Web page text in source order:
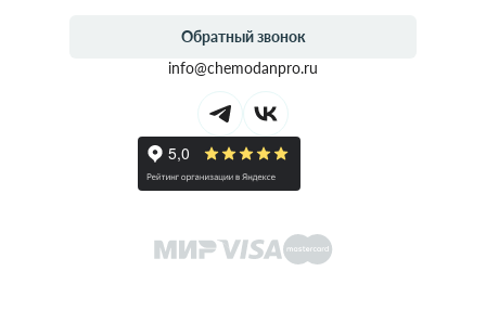
Обратный звонок
info@chemodanpro.ru